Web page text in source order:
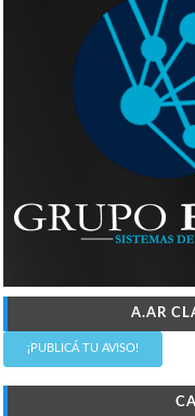
A.AR
¡PUBLICÁ TU AVISO!